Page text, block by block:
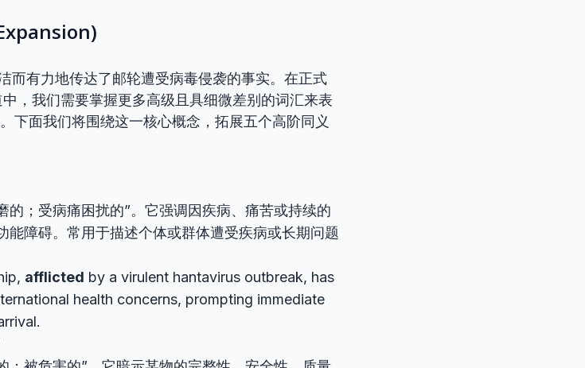
而有力地传达了邮轮遭受病毒侵袭的事实。在正式
，我们需要掌握更多高级且具细微差别的词汇来表
下面我们将围绕这一核心概念，拓展五个高阶同义
的；受病痛困扰的”。它强调因疾病、痛苦或持续的
能障碍。常用于描述个体或群体遭受疾病或长期问题
afflicted by a virulent hantavirus outbreak, has
health concerns, prompting immediate